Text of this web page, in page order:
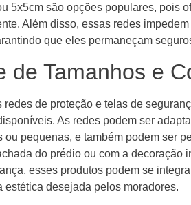
5x5cm são opções populares, pois
Além disso, essas redes
que eles permaneçam
de Tamanhos e
redes de proteção e telas de
As redes podem ser
ou pequenas, e também podem ser
do prédio ou com a decoração
esses produtos podem se
estética desejada pelos moradores.